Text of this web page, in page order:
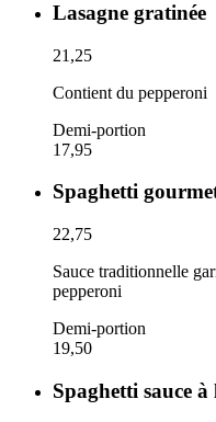
Lasagne gratinée
21,25
Contient du pepperoni
Demi-portion
17,95
Spaghetti
22,75
Sauce traditionnelle
pepperoni
Demi-portion
19,50
Spaghetti sauce